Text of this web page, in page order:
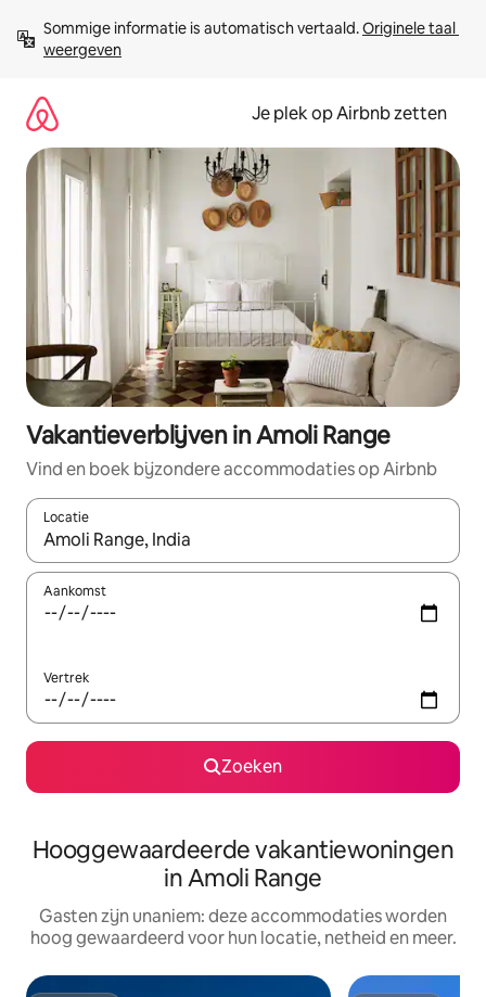
direct
naar
Sommige informatie is automatisch vertaald. Originele taal
weergeven
Je plek op Airbnb zetten
Vakantieverblijven in Amoli Range
Vind en boek bijzondere accommodaties op Airbnb
Locatie
Wanneer er resultaten beschikbaar zijn, maak je een keuze
Aankomst
Vertrek
Zoeken
Hooggewaardeerde vakantiewoningen
in Amoli Range
Gasten zijn unaniem: deze accommodaties worden
hoog gewaardeerd voor hun locatie, netheid en meer.